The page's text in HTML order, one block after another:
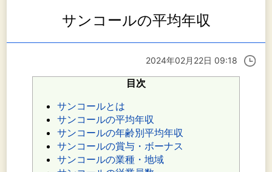
サンコールの平均年収
2024年02月22日 09:18
目次
サンコールとは
サンコールの平均年収
サンコールの年齢別平均年収
サンコールの賞与・ボーナス
サンコールの業種・地域